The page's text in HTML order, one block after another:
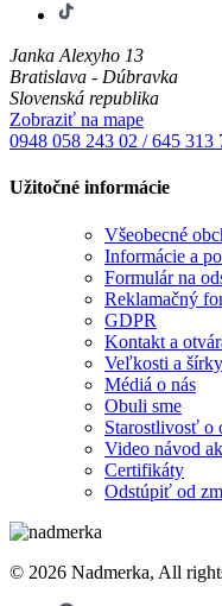
Janka Alexyho 13
Bratislava - Dúbravka
Slovenská republika
Zobraziť na mape
0948 058 243 02 / 645 313
Užitočné informácie
Všeobecné
Informácie a
Formulár na
Reklamačný
GDPR
Kontakt a
Veľkosti a
Médiá o nás
Obuli sme
Starostlivosť o
Video návod
Certifikáty
Odstúpiť od
© 2026 Nadmerka, All